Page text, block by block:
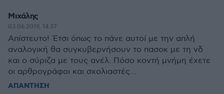
Μιχάλης
03.06.2019, 14:37
Απίστευτο! Έτσι όπως το πάνε αυτοί με την απλή
αναλογική θα συγκυβερνήσουν το πασοκ με τη νδ
και ο σύριζα με τους ανέλ. Πόσο κοντή μνήμη έχετε
οι αρθρογράφοι και σχολιαστές...
ΑΠΑΝΤΗΣΗ